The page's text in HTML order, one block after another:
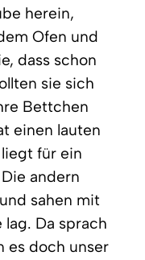
herein,
Ofen und
dass schon
sie sich
Bettchen
einen lauten
für ein
andern
sahen mit
Da sprach
es doch unser